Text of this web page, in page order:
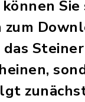
zum